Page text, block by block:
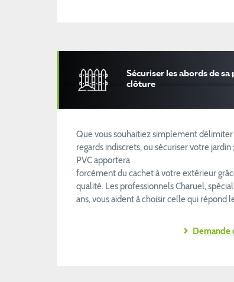
Sécuriser les abords de
clôture
Que vous souhaitiez simplement
regards indiscrets, ou sécuriser votre
PVC apportera
forcément du cachet à votre extérieur
qualité. Les professionnels Charuel,
ans, vous aident à choisir celle qui répond
Demande